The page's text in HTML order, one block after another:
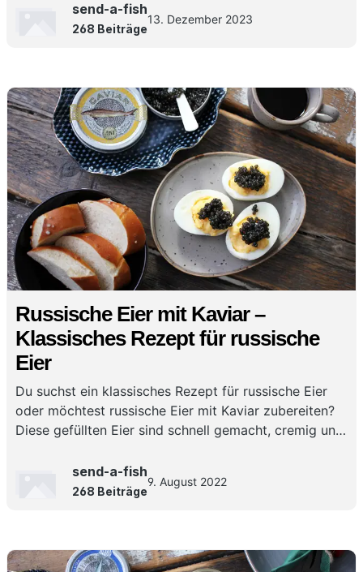
send-a-fish
268 Beiträge
13. Dezember 2023
Russische Eier mit Kaviar –
Klassisches Rezept für russische
Eier
Du suchst ein klassisches Rezept für russische Eier
oder möchtest russische Eier mit Kaviar zubereiten?
Diese gefüllten Eier sind schnell gemacht, cremig und
send-a-fish
268 Beiträge
9. August 2022